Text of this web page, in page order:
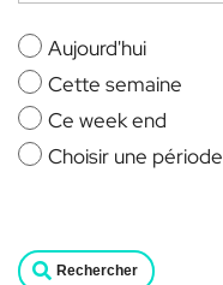
Aujourd'hui
Cette semaine
Ce week end
Choisir une période
Rechercher